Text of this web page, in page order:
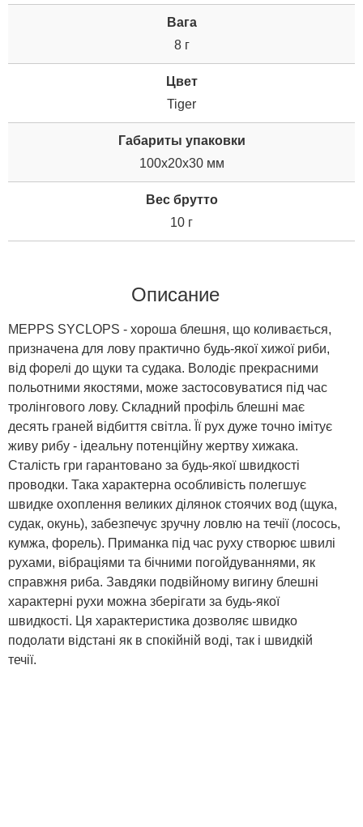
Вага
8 г
Цвет
Tiger
Габариты упаковки
100x20x30 мм
Вес брутто
10 г
Описание
MEPPS SYCLOPS - хороша блешня, що коливається,
призначена для лову практично будь-якої хижої риби,
від форелі до щуки та судака. Володіє прекрасними
польотними якостями, може застосовуватися під час
тролінгового лову. Складний профіль блешні має
десять граней відбиття світла. Її рух дуже точно імітує
живу рибу - ідеальну потенційну жертву хижака.
Сталість гри гарантовано за будь-якої швидкості
проводки. Така характерна особливість полегшує
швидке охоплення великих ділянок стоячих вод (щука,
судак, окунь), забезпечує зручну ловлю на течії (лосось,
кумжа, форель). Приманка під час руху створює швилі
рухами, вібраціями та бічними погойдуваннями, як
справжня риба. Завдяки подвійному вигину блешні
характерні рухи можна зберігати за будь-якої
швидкості. Ця характеристика дозволяє швидко
подолати відстані як в спокійній воді, так і швидкій
течії.